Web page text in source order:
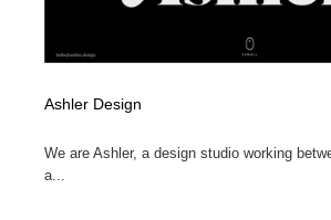
Ashler Design
We are Ashler, a design studio working
a...